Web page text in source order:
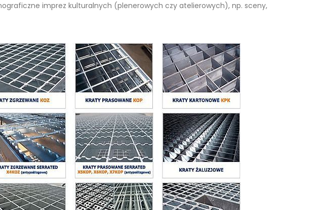
imprez kulturalnych (plenerowych czy atelierowych), np. sceny,